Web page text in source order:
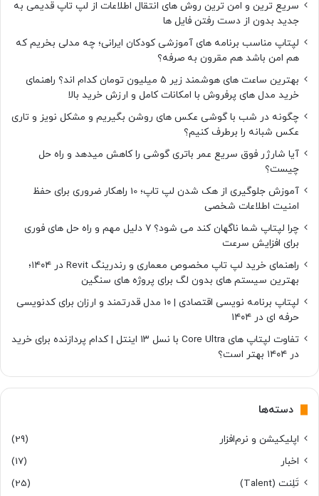
ا
ن
سریع ترین و امن ترین روش های انتقال اطلاعات از لپ تاپ قدیمی به
جدید بدون از دست رفتن فایل ها
لپتاپ مناسب برنامه های آموزشی کودکان ایرانی؛ چه مدلی بخریم که
هم امن باشد هم مقرون به صرفه؟
بهترین ساعت های هوشمند زیر ۵ میلیون تومان کدام اند؟ راهنمای
خرید مدل های پرفروش با امکانات کامل و ارزش خرید بالا
چگونه در شب با گوشی عکس های روشن بگیریم و مشکل نویز و تاری
عکس شبانه را برطرف کنیم؟
آیا شارژر فوق سریع عمر باتری گوشی را کاهش میدهد و راه حل
چیست؟
آموزش جلوگیری از هک شدن لپ تاپ؛ 10 راهکار ضروری برای حفظ
امنیت اطلاعات شخصی
چرا لپتاپ شما ناگهان کند می شود؟ ۷ دلیل مهم و راه حل های فوری
برای افزایش سرعت
راهنمای خرید لپ تاپ مخصوص معماری و رندرینگ Revit در ۱۴۰۴؛
بهترین سیستم های بدون لگ برای پروژه های سنگین
لپتاپ برنامه نویسی اقتصادی | ۱۰ مدل قدرتمند و ارزان برای کدنویسی
حرفه ای در ۱۴۰۴
تفاوت لپتاپ های Core Ultra با نسل ۱۳ اینتل | کدام پردازنده برای خرید
در ۱۴۰۴ بهتر است؟
دسته‌ها
اپلیکیشن و نرم‌افزار
(29)
اخبار
(17)
تَلِنت (Talent)
(25)